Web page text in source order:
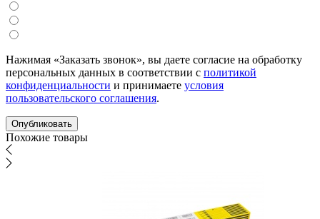
Нажимая «Заказать звонок», вы даете согласие на обработку
персональных данных в соответствии с политикой
конфиденциальности и принимаете условия
пользовательского соглашения.
Похожие товары